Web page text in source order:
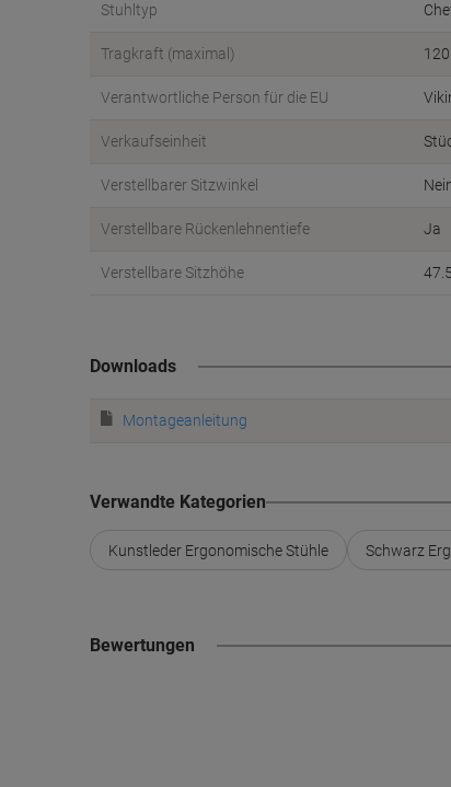
Stuhltyp
Tragkraft (maximal)
Verantwortliche Person für die EU
Verkaufseinheit
Verstellbarer Sitzwinkel
Verstellbare Rückenlehnentiefe Ja
Verstellbare Sitzhöhe
Downloads
Montageanleitung
Verwandte Kategorien
Kunstleder Ergonomische Stühle Schwarz
Bewertungen